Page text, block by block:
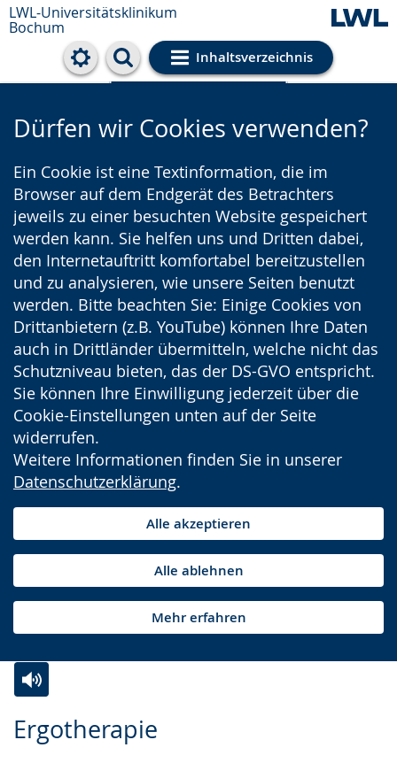
LWL-Universitätsklinikum
Bochum
Inhaltsverzeichnis
Cookie-Einstellungen
Dürfen wir Cookies verwenden?
Ein Cookie ist eine Textinformation, die im
Browser auf dem Endgerät des Betrachters
jeweils zu einer besuchten Website gespeichert
werden kann. Sie helfen uns und Dritten dabei,
den Internetauftritt komfortabel bereitzustellen
und zu analysieren, wie unsere Seiten benutzt
werden. Bitte beachten Sie: Einige Cookies von
Drittanbietern (z.B. YouTube) können Ihre Daten
auch in Drittländer übermitteln, welche nicht das
Schutzniveau bieten, das der DS-GVO entspricht.
Sie können Ihre Einwilligung jederzeit über die
Cookie-Einstellungen unten auf der Seite
widerrufen.
Weitere Informationen finden Sie in unserer
Datenschutzerklärung.
Alle akzeptieren
Alle ablehnen
Mehr erfahren
Ergotherapie
Leichten
Audio-
Video